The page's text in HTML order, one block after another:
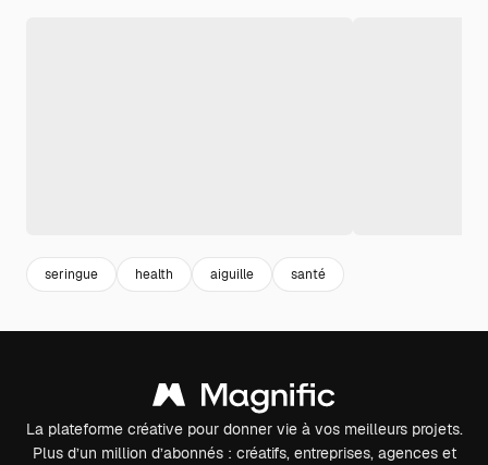
seringue health aiguille santé
La plateforme créative pour donner vie à vos meilleurs projets.
Plus d’un million d’abonnés : créatifs, entreprises, agences et